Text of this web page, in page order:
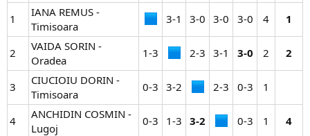
1
IANA REMUS -
Timisoara
3-1​ 3-0​ 3-0​ 3-0​ 4​ 1
2
VAIDA SORIN -
Oradea
1-3​ 2-3​ 3-1​ 3-0 2​ 2
3
CIUCIOIU DORIN -
Timisoara
0-3​ 3-2​ 2-3​ 0-3​ 1​
4
ANCHIDIN COSMIN -
Lugoj
0-3​ 1-3​ 3-2 0-3​ 1​ 4